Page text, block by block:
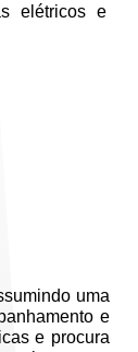
elétricos e
uma
e
e procura